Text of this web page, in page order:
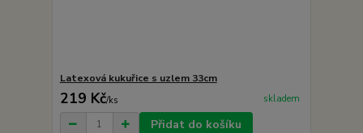
Latexová kukuřice s uzlem 33cm
219 Kč/ks skladem
Přidat do košíku